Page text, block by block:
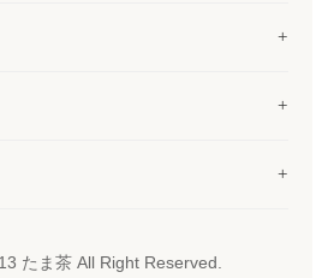
たま茶 All Right Reserved.